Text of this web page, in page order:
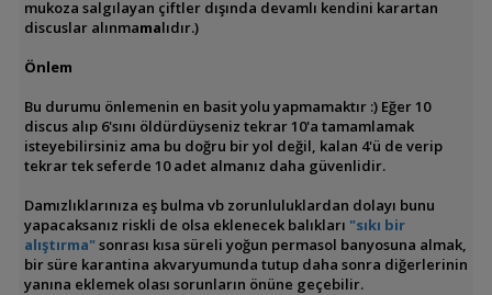
mukoza salgılayan çiftler dışında devamlı kendini karartan
discuslar alınmamalıdır.)
Önlem
Bu durumu önlemenin en basit yolu yapmamaktır :) Eğer 10
discus alıp 6'sını öldürdüyseniz tekrar 10'a tamamlamak
isteyebilirsiniz ama bu doğru bir yol değil, kalan 4'ü de verip
tekrar tek seferde 10 adet almanız daha güvenlidir.
Damızlıklarınıza eş bulma vb zorunluluklardan dolayı bunu
yapacaksanız riskli de olsa eklenecek balıkları "sıkı bir
alıştırma"sonrası kısa süreli yoğun permasol banyosuna almak,
bir süre karantina akvaryumunda tutup daha sonra diğerlerinin
yanına eklemek olası sorunların önüne geçebilir.